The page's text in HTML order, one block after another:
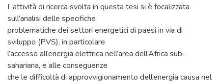
L’attività di ricerca svolta in questa tesi si è focalizzata
sull’analisi delle specifiche
problematiche dei settori energetici di paesi in via di
sviluppo (PVS), in particolare
l’accesso all’energia elettrica nell’area dell’Africa sub-
sahariana, e alle conseguenze
che le difficoltà di approvvigionamento dell’energia causa nel